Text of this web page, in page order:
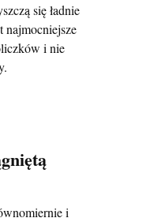
się ładnie
najmocniejsze
i nie
i